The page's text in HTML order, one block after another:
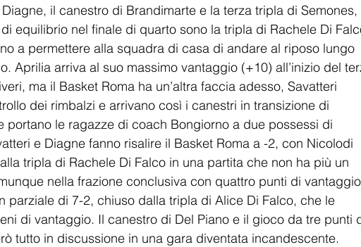
il canestro di Brandimarte e la terza tripla di Semones,
equilibrio nel finale di quarto sono la tripla di Rachele Di
a permettere alla squadra di casa di andare al riposo lungo
Aprilia arriva al suo massimo vantaggio (+10) all’inizio del
ma il Basket Roma ha un’altra faccia adesso, Savatteri
dei rimbalzi e arrivano così i canestri in transizione di
portano le ragazze di coach Bongiorno a due possessi di
e Diagne fanno risalire il Basket Roma a -2, con Nicolodi
tripla di Rachele Di Falco in una partita che non ha più un
nella frazione conclusiva con quattro punti di
parziale di 7-2, chiuso dalla tripla di Alice Di Falco, che le
di vantaggio. Il canestro di Del Piano e il gioco da tre punti
tutto in discussione in una gara diventata incandescente.